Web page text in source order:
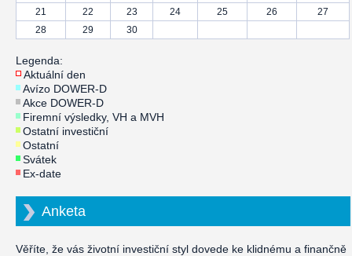
21
22 23 24 25 26
27
28
29 30
Legenda:
Aktuální den
Avízo DOWER-D
Akce DOWER-D
Firemní výsledky, VH a MVH
Ostatní investiční
Ostatní
Svátek
Ex-date
Anketa
Věříte, že vás životní investiční styl dovede ke klidnému a finančně